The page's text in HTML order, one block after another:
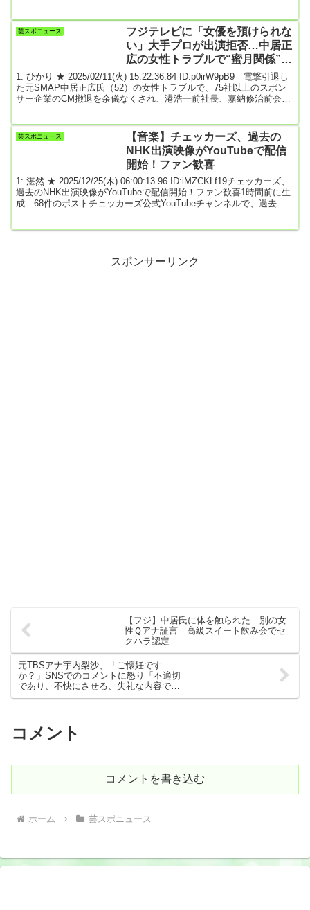
超え、テレビ局の経営の根幹を揺るがす社会問題に発展した。茫然
自失の中居は家から一歩も出ることができず、引きこもり生活...
芸スポニュース
フジテレビに「女優を預けられな
い」大手プロが出演拒否…中居正
広の女性トラブルで“蜜月関係”終
わりの動き
1: ひかり ★ 2025/02/11(火) 15:22:36.84 ID:p0irW9pB9 電撃引退し
た元SMAP中居正広氏（52）の女性トラブルで、75社以上のスポン
サー企業のCM撤退を余儀なくされ、港浩一前社長、嘉納修治前会長
略4月以降のCM契約の苦戦が伝えられる中で、支障を来たしている
のが番組制作だ。今回、ある大手芸能プロダクションがフジテレビ
芸スポニュース
【音楽】チェッカーズ、過去の
NHK出演映像がYouTubeで配信
開始！ファン歓喜
1: 湛然 ★ 2025/12/25(木) 06:00:13.96 ID:iMZCKLf19チェッカーズ、
過去のNHK出演映像がYouTubeで配信開始！ファン歓喜1時間前に生
成 68件のポストチェッカーズ公式YouTubeチャンネルで、過去の
スポンサーリンク
【フジ】中居氏に体を触られた 別の女
性Ｑアナ証言 高級スイート飲み会でセ
クハラ認定
元TBSアナ宇内梨沙、「ご懐妊です
か？」SNSでのコメントに怒り「不適切
であり、不快にさせる、失礼な内容であ
るということを理解して」
コメント
コメントを書き込む
ホーム 芸スポニュース